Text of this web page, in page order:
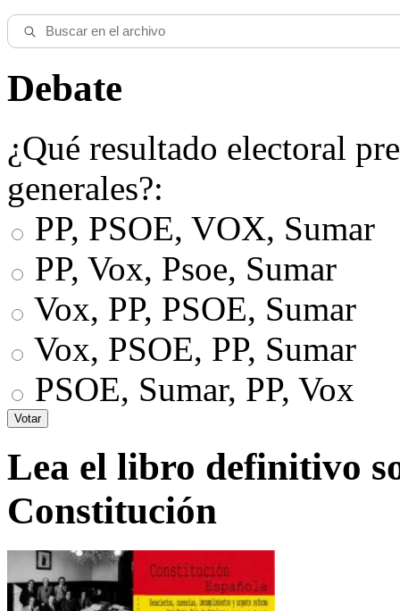
Debate
¿Qué resultado electoral
generales?:
PP, PSOE, VOX, Sumar
PP, Vox, Psoe, Sumar
Vox, PP, PSOE, Sumar
Vox, PSOE, PP, Sumar
PSOE, Sumar, PP, Vox
Lea el libro definitivo
Constitución